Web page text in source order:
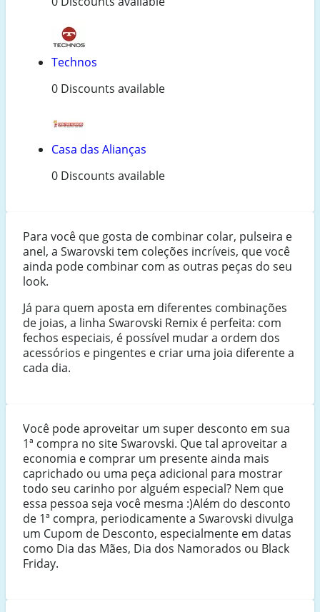
Technos
0 Discounts available
Casa das Alianças
0 Discounts available
Para você que gosta de combinar colar, pulseira e
anel, a Swarovski tem coleções incríveis, que você
ainda pode combinar com as outras peças do seu
look.
Já para quem aposta em diferentes combinações
de joias, a linha Swarovski Remix é perfeita: com
fechos especiais, é possível mudar a ordem dos
acessórios e pingentes e criar uma joia diferente a
cada dia.
Você pode aproveitar um super desconto em sua
1ª compra no site Swarovski. Que tal aproveitar a
economia e comprar um presente ainda mais
caprichado ou uma peça adicional para mostrar
todo seu carinho por alguém especial? Nem que
essa pessoa seja você mesma :)Além do desconto
de 1ª compra, periodicamente a Swarovski divulga
um Cupom de Desconto, especialmente em datas
como Dia das Mães, Dia dos Namorados ou Black
Friday.